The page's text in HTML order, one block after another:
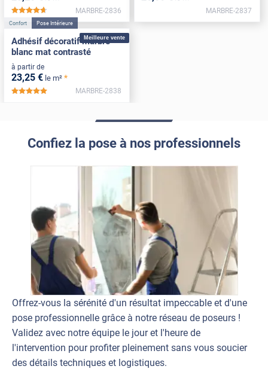
*****
MARBRE-2836 MARBRE-2837
Meilleure vente
Confort Pose Intérieure
Adhésif décoratif marbre
blanc mat contrasté
à partir de
23,25 € le m² *
*****
MARBRE-2838
Confiez la pose à nos professionnels
Offrez-vous la sérénité d'un résultat impeccable et d'une
pose professionnelle grâce à notre réseau de poseurs !
Validez avec notre équipe le jour et l'heure de
l'intervention pour profiter pleinement sans vous soucier
des détails techniques et logistiques.